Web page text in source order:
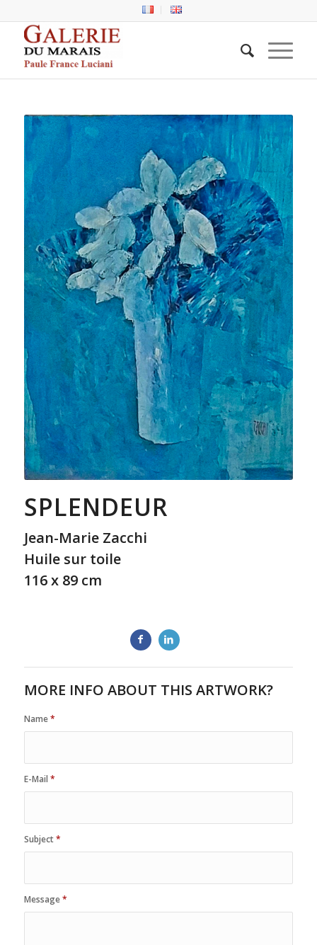
SPLENDEUR
Jean-Marie Zacchi
Huile sur toile
116 x 89 cm
MORE INFO ABOUT THIS ARTWORK?
Name*
E-Mail *
Subject*
Message*